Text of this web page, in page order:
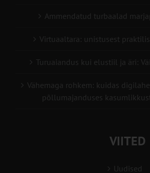
Ammendatud turbaalad
Virtuaaltara: unistusest
Turuaiandus kui elustiil ja äri:
Vähemaga rohkem: kuidas
põllumajanduses
VIITED
Uudised